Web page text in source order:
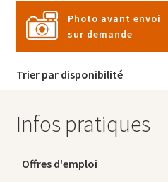
Photo avant envoi
sur demande
Trier par disponibilité
Infos pratiques
Offres d'emploi